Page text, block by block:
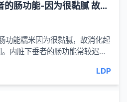
糯米-增强内脏下垂者的肠功能-因为很黏腻 故消化起来比普通的大米更费时间
功能糯米因为很黏腻，故消化起
内脏下垂者的肠功能常较迟
LDP